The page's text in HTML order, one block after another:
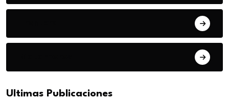
Ultimas Publicaciones